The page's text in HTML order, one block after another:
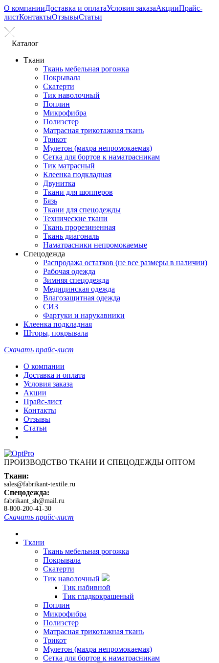
О компанииДоставка и оплатаУсловия заказаАкцииПрайс-
листКонтактыОтзывыСтатьи
Каталог
Ткани
Ткань мебельная рогожка
Покрывала
Скатерти
Тик наволочный
Поплин
Микрофибра
Полиэстер
Матрасная трикотажная ткань
Трикот
Мулетон (махра непромокаемая)
Сетка для бортов к наматрасникам
Тик матрасный
Клеенка подкладная
Двунитка
Ткани для шопперов
Бязь
Ткани для спецодежды
Технические ткани
Ткань прорезиненная
Ткань диагональ
Наматрасники непромокаемые
Спецодежда
Распродажа остатков (не все размеры в наличии)
Рабочая одежда
Зимняя спецодежда
Медицинская одежда
Влагозащитная одежда
СИЗ
Фартуки и нарукавники
Клеенка подкладная
Шторы, покрывала
Скачать прайс-лист
О компании
Доставка и оплата
Условия заказа
Акции
Прайс-лист
Контакты
Отзывы
Статьи
ПРОИЗВОДСТВО ТКАНИ И СПЕЦОДЕЖДЫ ОПТОМ
Ткани:
sales@fabrikant-textile.ru
Спецодежда:
fabrikant_sh@mail.ru
8-800-200-41-30
Скачать прайс-лист
Ткани
Ткань мебельная рогожка
Покрывала
Скатерти
Тик наволочный
Тик набивной
Тик гладкокрашеный
Поплин
Микрофибра
Полиэстер
Матрасная трикотажная ткань
Трикот
Мулетон (махра непромокаемая)
Сетка для бортов к наматрасникам